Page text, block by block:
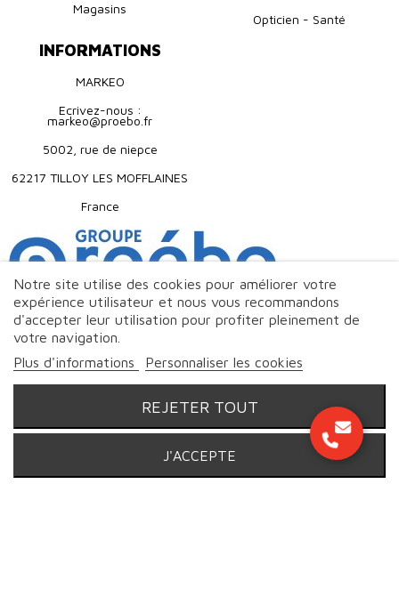
Magasins
Opticien - Santé
INFORMATIONS
MARKEO
Ecrivez-nous :
markeo@proebo.fr
5002, rue de niepce
62217 TILLOY LES MOFFLAINES
France
Notre site utilise des cookies pour améliorer votre
expérience utilisateur et nous vous recommandons
d'accepter leur utilisation pour profiter pleinement de
votre navigation.
Plus d'informations
Personnaliser les cookies
REJETER TOUT
J'ACCEPTE
© Markeo - 2026 | Tous droits réservés